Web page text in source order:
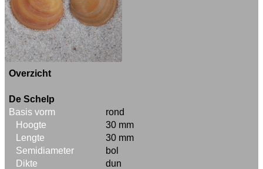
Overzicht
De Schelp
Basis vorm
rond
Hoogte
30 mm
Lengte
30 mm
Semidiameter
bol
Dikte
dun